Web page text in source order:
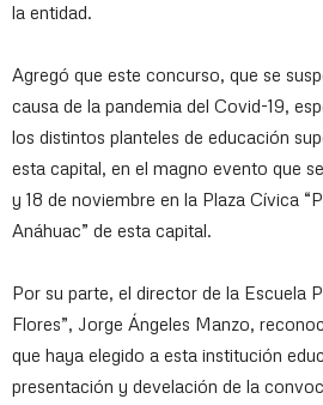
la entidad.
Agregó que este concurso, que se
causa de la pandemia del Covid-19,
los distintos planteles de educación
esta capital, en el magno evento que
y 18 de noviembre en la Plaza Cívica
Anáhuac” de esta capital.
Por su parte, el director de la Escuela
Flores”, Jorge Ángeles Manzo,
que haya elegido a esta institución
presentación y develación de la